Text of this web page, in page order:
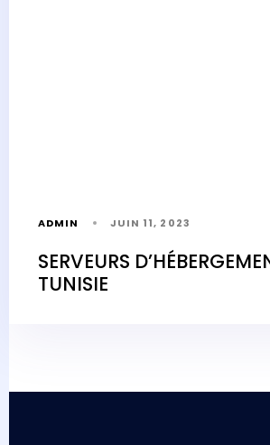
ADMIN JUIN 11, 2023
SERVEURS
TUNISIE